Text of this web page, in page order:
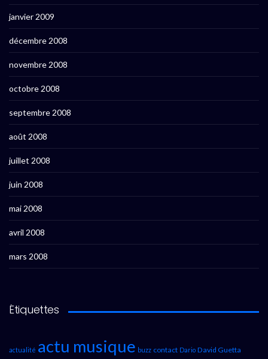
janvier 2009
décembre 2008
novembre 2008
octobre 2008
septembre 2008
août 2008
juillet 2008
juin 2008
mai 2008
avril 2008
mars 2008
Étiquettes
actualité actu musique buzz contact Dario David Guetta